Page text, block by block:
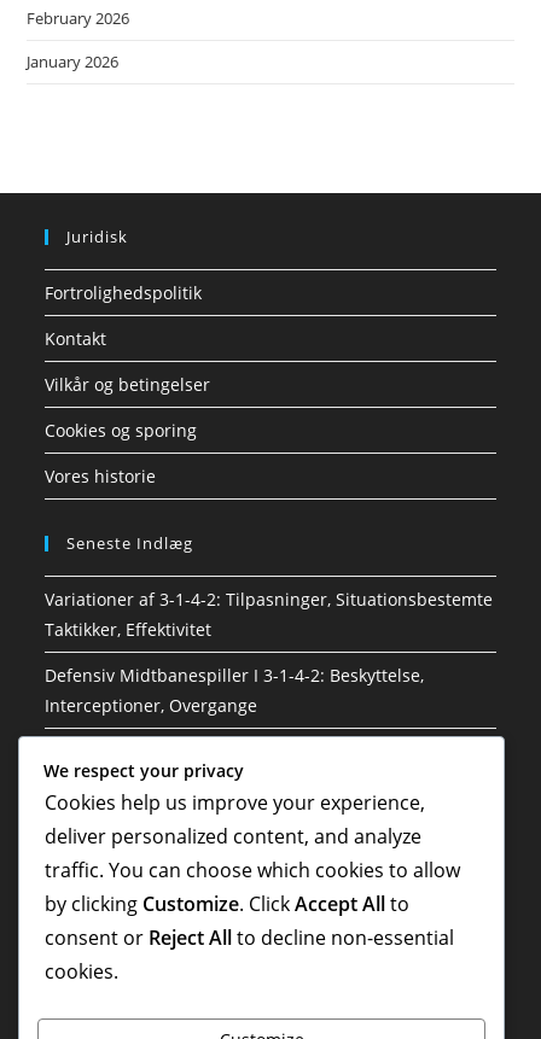
February 2026
January 2026
Juridisk
Fortrolighedspolitik
Kontakt
Vilkår og betingelser
Cookies og sporing
Vores historie
Seneste Indlæg
Variationer af 3-1-4-2: Tilpasninger, Situationsbestemte
Taktikker, Effektivitet
Defensiv Midtbanespiller I 3-1-4-2: Beskyttelse,
Interceptioner, Overgange
Kommunikation
Substitutter I 3-1-4-2: Indvirkning, Taktiske ændringer,
Alsidighed
Veteran Spillerroller I 3-1-4-2: Lederskab, Erfaring,
Mentorskab
We respect your privacy
Cookies help us improve your experience,
deliver personalized content, and analyze
traffic. You can choose which cookies to allow
by clicking Customize. ClickAccept Allto
consent or Reject Allto decline non-essential
cookies.